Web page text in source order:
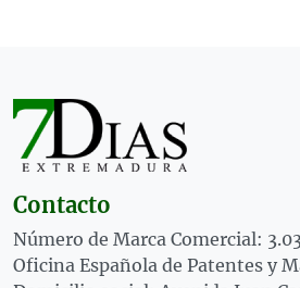
Contacto
Número de Marca Comercial:
Oficina Española de Patentes y